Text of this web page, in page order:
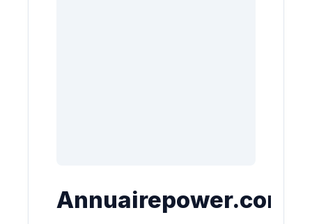
Annuairepower.com